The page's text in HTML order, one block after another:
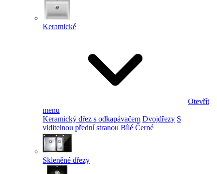
Keramické
Otevřít
menu
Keramický dřez s odkapávačem Dvojdřezy S
viditelnou přední stranou Bílé Černé
Skleněné dřezy